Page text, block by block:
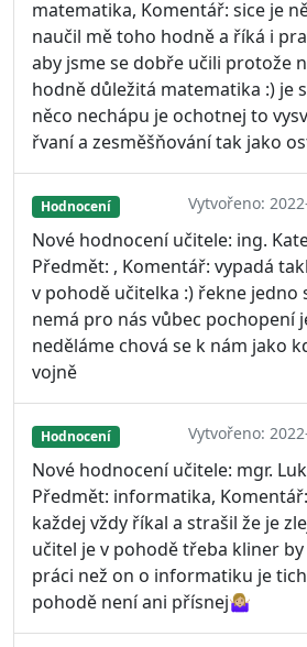
matematika, Komentář: sice je
naučil mě toho hodně a říká i
aby jsme se dobře učili protože
hodně důležitá matematika :) je
něco nechápu je ochotnej to
řvaní a zesměšňování tak jako
Hodnocení Vytvořeno:
Nové hodnocení učitele: ing.
Předmět: , Komentář: vypadá
v pohodě učitelka :) řekne jedno
nemá pro nás vůbec pochopení
neděláme chová se k nám jako
vojně
Hodnocení Vytvořeno:
Nové hodnocení učitele: mgr.
Předmět: informatika,
každej vždy říkal a strašil že je
učitel je v pohodě třeba kliner
práci než on o informatiku je
pohodě není ani přísnej🤷🏼‍♀️